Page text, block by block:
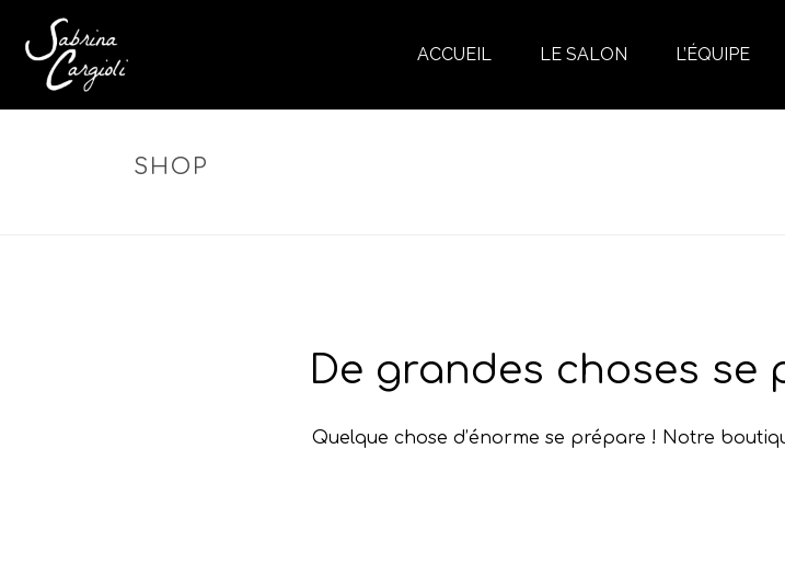
ACCUEIL LE SALON L’ÉQUIPE
SHOP
De grandes choses se
Quelque chose d’énorme se prépare ! Notre